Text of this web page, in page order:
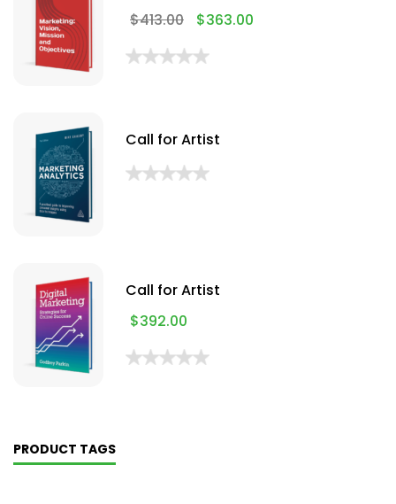
$413.00 $363.00
Call for Artist
Call for Artist
$392.00
PRODUCT TAGS